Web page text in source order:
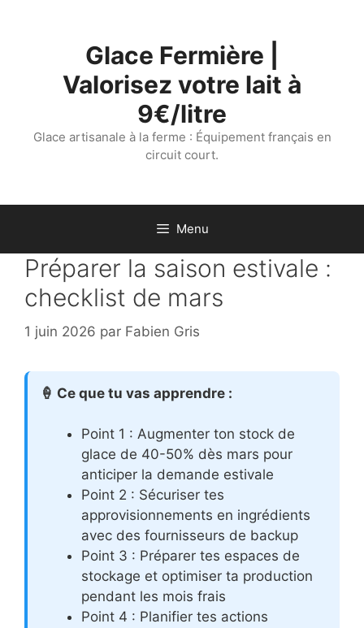
Glace Fermière |
Valorisez votre lait à
9€/litre
Glace artisanale à la ferme : Équipement français en
circuit court.
Menu
Préparer la saison estivale :
checklist de mars
1 juin 2026 par Fabien Gris
🍦 Ce que tu vas apprendre :
Point 1 : Augmenter ton stock de
glace de 40-50% dès mars pour
anticiper la demande estivale
Point 2 : Sécuriser tes
approvisionnements en ingrédients
avec des fournisseurs de backup
Point 3 : Préparer tes espaces de
stockage et optimiser ta production
pendant les mois frais
Point 4 : Planifier tes actions